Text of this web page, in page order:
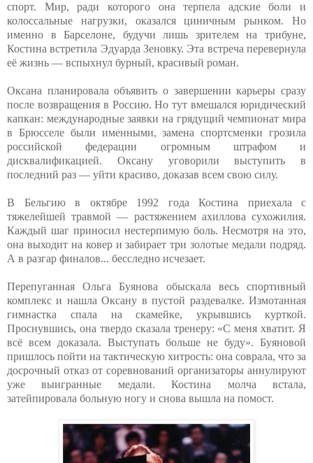
спорт. Мир, ради которого она терпела адские боли и
колоссальные нагрузки, оказался циничным рынком. Но
именно в Барселоне, будучи лишь зрителем на трибуне,
Костина встретила Эдуарда Зеновку. Эта встреча перевернула
её жизнь — вспыхнул бурный, красивый роман.
Оксана планировала объявить о завершении карьеры сразу
после возвращения в Россию. Но тут вмешался юридический
капкан: международные заявки на грядущий чемпионат мира
в Брюсселе были именными, замена спортсменки грозила
российской федерации огромным штрафом и
дисквалификацией. Оксану уговорили выступить в
последний раз — уйти красиво, доказав всем свою силу.
В Бельгию в октябре 1992 года Костина приехала с
тяжелейшей травмой — растяжением ахиллова сухожилия.
Каждый шаг приносил нестерпимую боль. Несмотря на это,
она выходит на ковер и забирает три золотые медали подряд.
А в разгар финалов... бесследно исчезает.
Перепуганная Ольга Буянова обыскала весь спортивный
комплекс и нашла Оксану в пустой раздевалке. Измотанная
гимнастка спала на скамейке, укрывшись курткой.
Проснувшись, она твердо сказала тренеру: «С меня хватит. Я
всё всем доказала. Выступать больше не буду». Буяновой
пришлось пойти на тактическую хитрость: она соврала, что за
досрочный отказ от соревнований организаторы аннулируют
уже выигранные медали. Костина молча встала,
затейпировала больную ногу и снова вышла на помост.